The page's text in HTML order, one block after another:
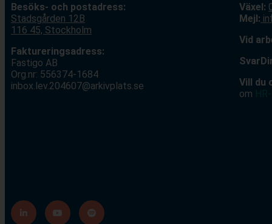
Besöks- och postadress:
Stadsgården 12 B
116 45, Stockholm
Faktureringsadress:
Fastigo AB
Org.nr: 556374-1684
inbox.lev.204607@arkivplats.se
Växel:
Mejl:
Vid
S
Vill du
om